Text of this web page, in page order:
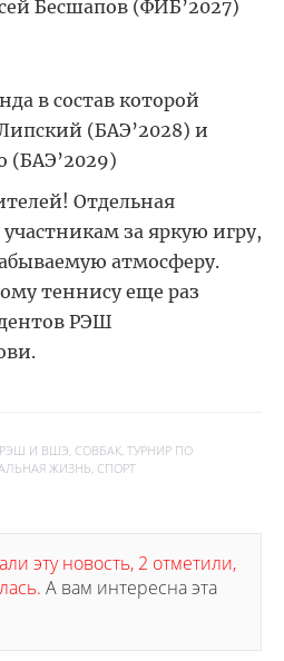
Бесшапов (ФИБ’2027)
в состав которой
(БАЭ’2028) и
(БАЭ’2029)
Отдельная
за яркую игру,
атмосферу.
теннису еще раз
РЭШ
И ВШЭ СОВБАК ТУРНИР ПО
ЖИЗНЬ СПОРТ
эту новость, 2 отметили,
А вам интересна эта